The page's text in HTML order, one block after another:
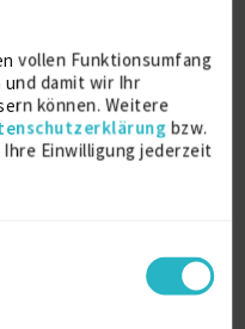
vollen Funktionsumfang
damit wir Ihr
können. Weitere
bzw.
Ihre Einwilligung jederzeit